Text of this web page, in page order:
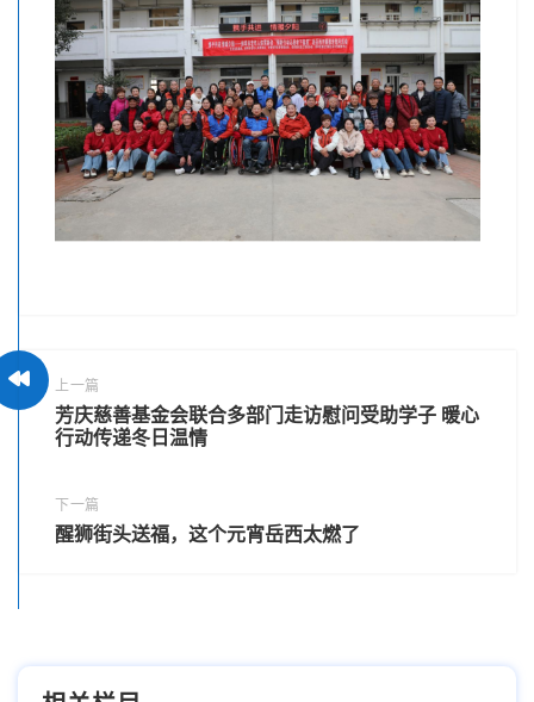
上一篇
芳庆慈善基金会联合多部门走访慰问受助学子 暖心
行动传递冬日温情
下一篇
醒狮街头送福，这个元宵岳西太燃了